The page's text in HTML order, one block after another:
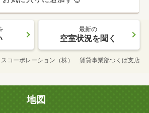
最新の
空室状況を聞く
スコーポレーション（株） 賃貸事業部つくば支店
地図